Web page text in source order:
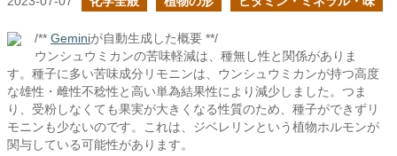
/** Geminiが自動生成した概要 **/
ウンシュウミカンの苦味軽減は、種無し性と関係がありま
す。種子に多い苦味成分リモニンは、ウンシュウミカンが持つ高度
な雄性・雌性不稔性と高い単為結果性により減少しました。つま
り、受粉しなくても果実が大きくなる性質のため、種子ができずリ
モニンも少ないのです。これは、ジベレリンという植物ホルモンが
関与している可能性があります。